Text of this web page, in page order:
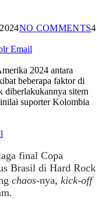
NO COMMENTS4
Email
2024 antara
beberapa faktor di
diberlakukannya sitem
suporter Kolombia
final Copa
Brasil di Hard Rock
chaos-nya, kick-off